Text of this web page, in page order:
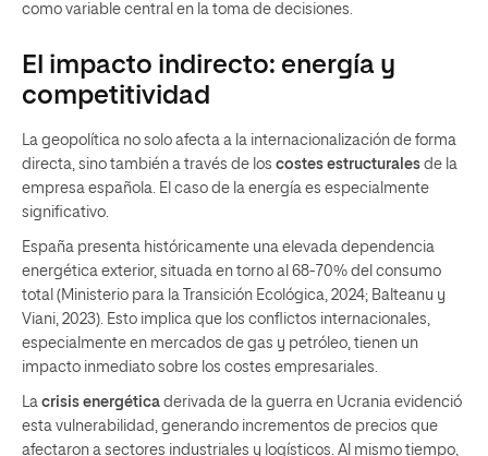
como variable central en la toma de decisiones.
El impacto indirecto: energía y
competitividad
La geopolítica no solo afecta a la internacionalización de forma
directa, sino también a través de los costes estructurales de la
empresa española. El caso de la energía es especialmente
significativo.
España presenta históricamente una elevada dependencia
energética exterior, situada en torno al 68-70% del consumo
total (Ministerio para la Transición Ecológica, 2024; Balteanu y
Viani, 2023). Esto implica que los conflictos internacionales,
especialmente en mercados de gas y petróleo, tienen un
impacto inmediato sobre los costes empresariales.
La crisis energética derivada de la guerra en Ucrania evidenció
esta vulnerabilidad, generando incrementos de precios que
afectaron a sectores industriales y logísticos. Al mismo tiempo,